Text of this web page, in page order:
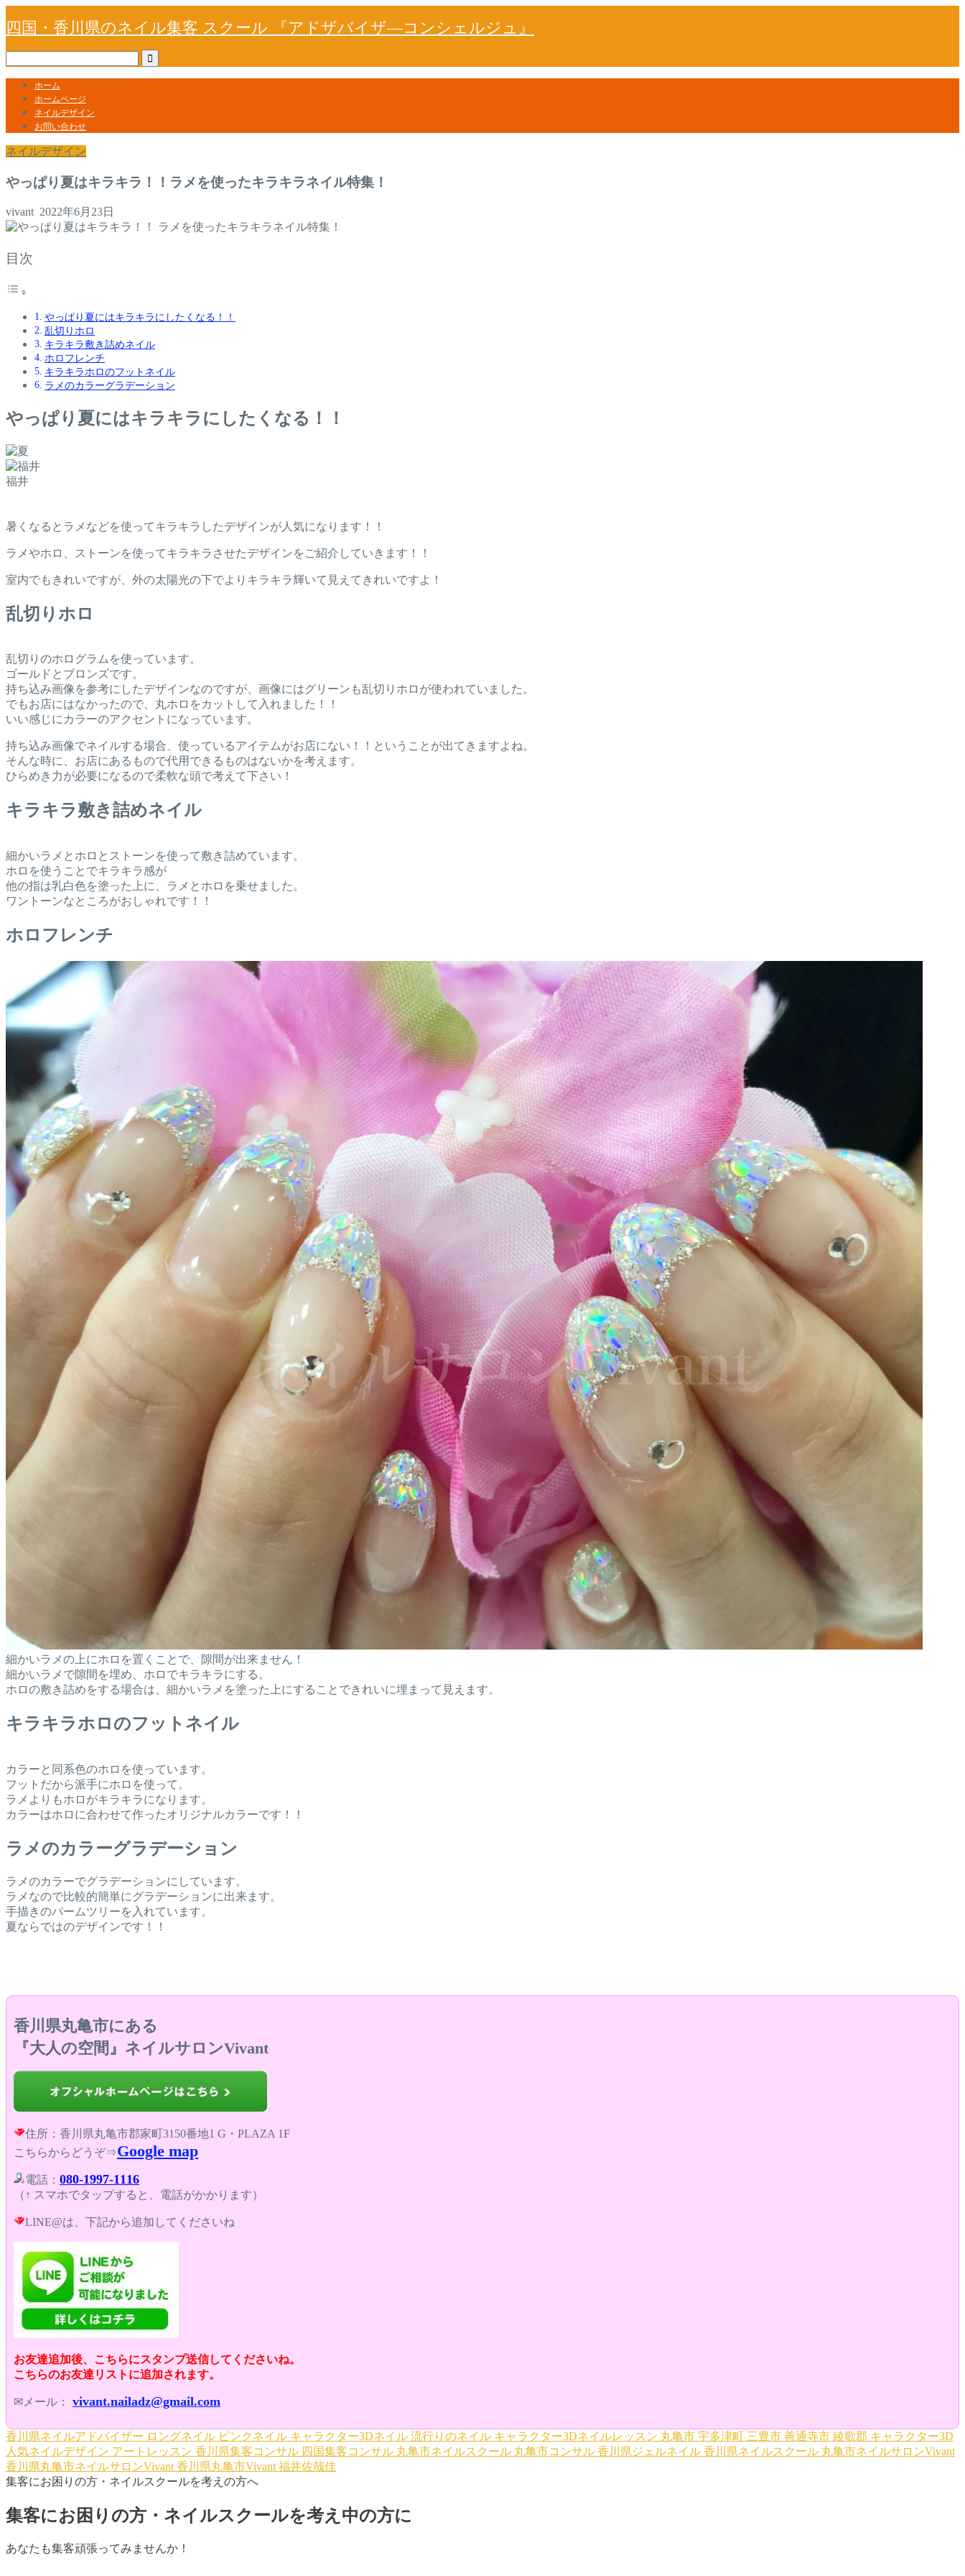
四国・香川県のネイル集客 スクール 『アドザバイザ―コンシェルジュ』
ホーム
ホームページ
ネイルデザイン
お問い合わせ
ネイルデザイン
やっぱり夏はキラキラ！！ラメを使ったキラキラネイル特集！
vivant 2022年6月23日
目次
やっぱり夏にはキラキラにしたくなる！！
乱切りホロ
キラキラ敷き詰めネイル
ホロフレンチ
キラキラホロのフットネイル
ラメのカラーグラデーション
やっぱり夏にはキラキラにしたくなる！！
福井
暑くなるとラメなどを使ってキラキラしたデザインが人気になります！！
ラメやホロ、ストーンを使ってキラキラさせたデザインをご紹介していきます！！
室内でもきれいですが、外の太陽光の下でよりキラキラ輝いて見えてきれいですよ！
乱切りホロ
乱切りのホログラムを使っています。
ゴールドとブロンズです。
持ち込み画像を参考にしたデザインなのですが、画像にはグリーンも乱切りホロが使われていました。
でもお店にはなかったので、丸ホロをカットして入れました！！
いい感じにカラーのアクセントになっています。
持ち込み画像でネイルする場合、使っているアイテムがお店にない！！ということが出てきますよね。
そんな時に、お店にあるもので代用できるものはないかを考えます。
ひらめき力が必要になるので柔軟な頭で考えて下さい！
キラキラ敷き詰めネイル
細かいラメとホロとストーンを使って敷き詰めています。
ホロを使うことでキラキラ感が
他の指は乳白色を塗った上に、ラメとホロを乗せました。
ワントーンなところがおしゃれです！！
ホロフレンチ
細かいラメの上にホロを置くことで、隙間が出来ません！
細かいラメで隙間を埋め、ホロでキラキラにする。
ホロの敷き詰めをする場合は、細かいラメを塗った上にすることできれいに埋まって見えます。
キラキラホロのフットネイル
カラーと同系色のホロを使っています。
フットだから派手にホロを使って。
ラメよりもホロがキラキラになります。
カラーはホロに合わせて作ったオリジナルカラーです！！
ラメのカラーグラデーション
ラメのカラーでグラデーションにしています。
ラメなので比較的簡単にグラデーションに出来ます。
手描きのパームツリーを入れています。
夏ならではのデザインです！！
香川県丸亀市にある
『大人の空間』ネイルサロンVivant
住所：香川県丸亀市郡家町3150番地1 G・PLAZA 1F
こちらからどうぞ⇒Google map
電話： 080-1997-1116
（↑ スマホでタップすると、電話がかかります）
LINE@は、下記から追加してくださいね
お友達追加後、こちらにスタンプ送信してくださいね。
こちらのお友達リストに追加されます。
✉メール： vivant.nailadz@gmail.com
香川県ネイルアドバイザー ロングネイル ピンクネイル キャラクター3Dネイル 流行りのネイル キャラクター3Dネイルレッスン 丸亀市 宇多津町 三豊市 善通寺市 綾歌郡 キャラクター3D
人気ネイルデザイン アートレッスン 香川県集客コンサル 四国集客コンサル 丸亀市ネイルスクール 丸亀市コンサル 香川県ジェルネイル 香川県ネイルスクール 丸亀市ネイルサロンVivant
香川県丸亀市ネイルサロンVivant 香川県丸亀市Vivant 福井佐哉佳
集客にお困りの方・ネイルスクールを考えの方へ
集客にお困りの方・ネイルスクールを考え中の方に
あなたも集客頑張ってみませんか！